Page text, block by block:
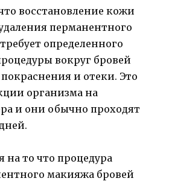
восстановление кожи
перманентного
определенного
вокруг бровей
и отеки. Это
организма на
и они обычно проходят
на то что процедура
макияжа бровей